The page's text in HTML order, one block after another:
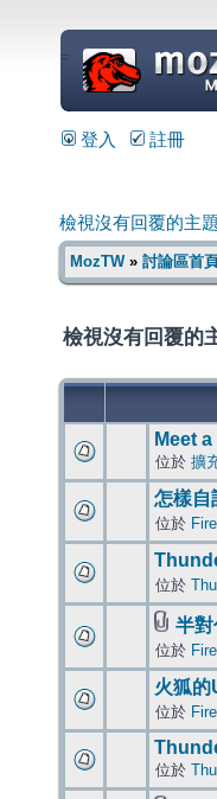
=
登入 註冊
檢視沒有回覆的主題
MozTW» 討論區首
檢視沒有回覆的
Meet
位於 擴
怎樣自
位於
位於
半
位於
火狐
位於
位於